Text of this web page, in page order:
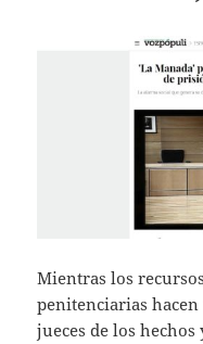
Mientras los
penitenciarias
jueces de los